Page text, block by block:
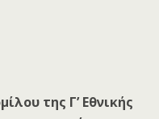
της Γ’ Εθνικής